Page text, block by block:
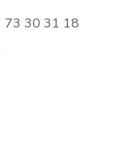
73 30 31 18